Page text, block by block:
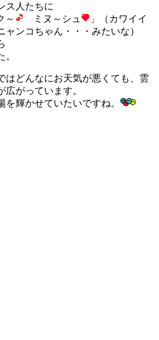
ス人たちに
～ ミヌ～シュ
」（カワイイ
ンコちゃん・・・みたいな）
はどんなにお天気が悪くても、雲
がっています。
を輝かせていたいですね。